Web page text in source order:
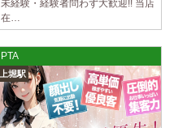
未経験・経験者問わず大歓迎!! 当店
在…
PTA
上堀駅